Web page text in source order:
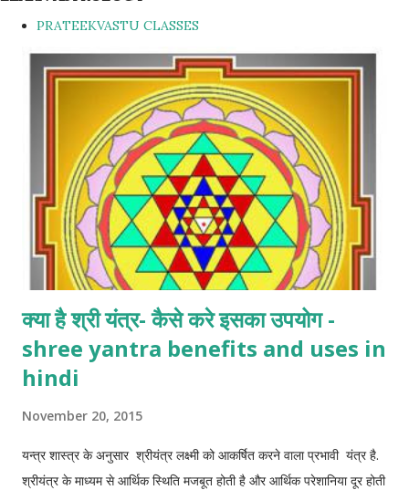
PRATEEKVASTU CLASSES
क्या है श्री यंत्र- कैसे करे इसका उपयोग -
shree yantra benefits and uses in
hindi
November 20, 2015
यन्त्र शास्त्र के अनुसार श्रीयंत्र लक्ष्मी को आकर्षित करने वाला प्रभावी यंत्र है.
श्रीयंत्र के माध्यम से आर्थिक स्थिति मजबूत होती है और आर्थिक परेशानिया दूर होती